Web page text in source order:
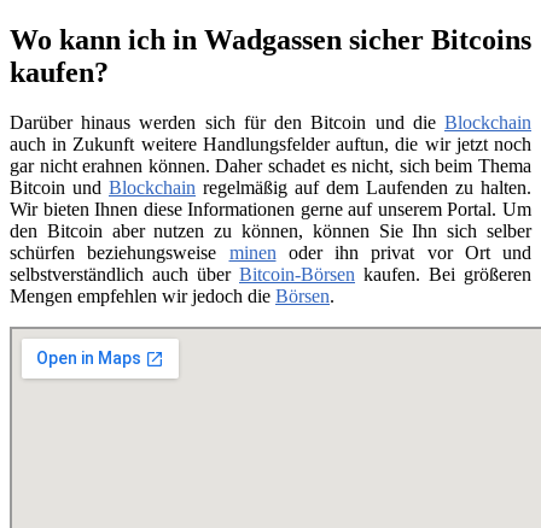
Wo kann ich in Wadgassen sicher Bitcoins
kaufen?
Darüber hinaus werden sich für den Bitcoin und die Blockchain
auch in Zukunft weitere Handlungsfelder auftun, die wir jetzt noch
gar nicht erahnen können. Daher schadet es nicht, sich beim Thema
Bitcoin und Blockchain regelmäßig auf dem Laufenden zu halten.
Wir bieten Ihnen diese Informationen gerne auf unserem Portal. Um
den Bitcoin aber nutzen zu können, können Sie Ihn sich selber
schürfen beziehungsweise minenoder ihn privat vor Ort und
selbstverständlich auch über Bitcoin-Börsen kaufen. Bei größeren
Mengen empfehlen wir jedoch die Börsen.